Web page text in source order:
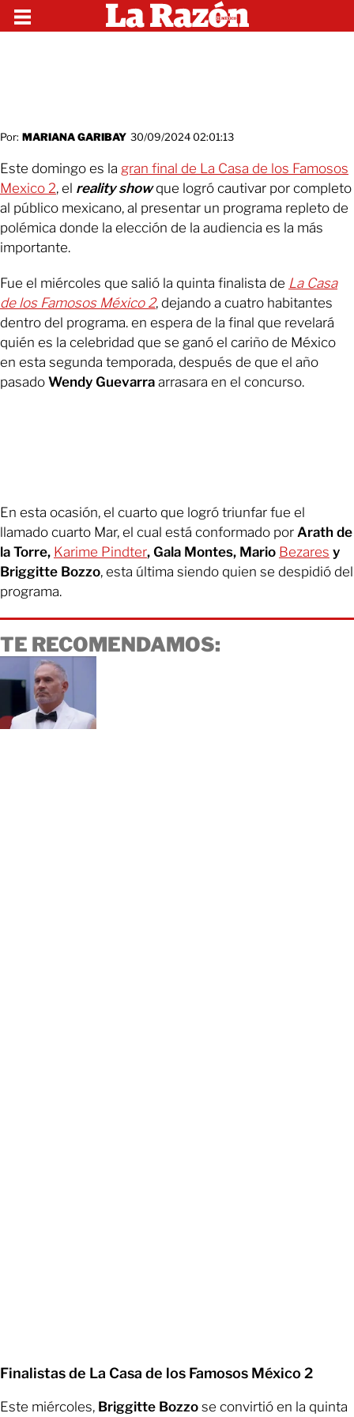
Por: MARIANA GARIBAY 30/09/2024 02:01:13
Este domingo es la gran final de La Casa de los Famosos
Mexico 2, el reality showque logró cautivar por completo
al público mexicano, al presentar un programa repleto de
polémica donde la elección de la audiencia es la más
importante.
Fue el miércoles que salió la quinta finalista de La Casa
de los Famosos México 2, dejando a cuatro habitantes
dentro del programa. en espera de la final que revelará
quién es la celebridad que se ganó el cariño de México
en esta segunda temporada, después de que el año
pasado Wendy Guevarra arrasara en el concurso.
En esta ocasión, el cuarto que logró triunfar fue el
llamado cuarto Mar, el cual está conformado por Arath de
la Torre, Karime Pindter, Gala Montes, Mario Bezares y
Briggitte Bozzo, esta última siendo quien se despidió del
programa.
TE RECOMENDAMOS:
Finalistas de La Casa de los Famosos México 2
Este miércoles, Briggitte Bozzo se convirtió en la quinta